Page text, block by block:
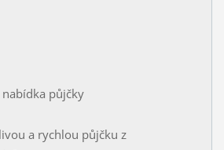
půjčky
a rychlou půjčku z